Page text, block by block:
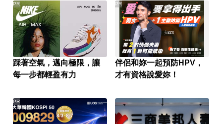
踩著空氣，邁向極限，讓
每一步都輕盈有力
PR
伴侶和妳一起預防HPV，
才有資格說愛妳！
PR
PR